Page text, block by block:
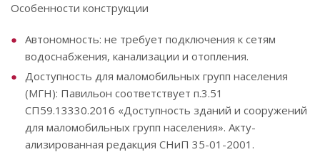
Особенности конструкции
Автономность: не требует подключения к сетям
водоснабжения, канализации и отопления.
Доступность для маломобильных групп населения
(МГН): Павильон соответствует п.3.51
СП59.13330.2016 «Доступность зданий и сооружений
для маломобильных групп населения». Акту-
ализированная редакция СНиП 35-01-2001.